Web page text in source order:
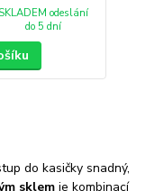
SKLADEM odeslání
do 5 dní
do kasičky snadný,
sklem je kombinací